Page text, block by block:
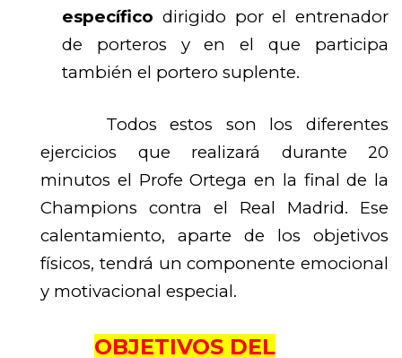
específico dirigido por el entrenador
de porteros y en el que participa
también el portero suplente.
Todos estos son los diferentes
ejercicios que realizará durante 20
minutos el Profe Ortega en la final de la
Champions contra el Real Madrid. Ese
calentamiento, aparte de los objetivos
físicos, tendrá un componente emocional
y motivacional especial.
OBJETIVOS DEL